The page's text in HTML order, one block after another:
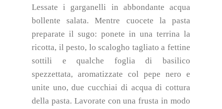
Lessate i garganelli in abbondante acqua
bollente salata. Mentre cuocete la pasta
preparate il sugo: ponete in una terrina la
ricotta, il pesto, lo scalogho tagliato a fettine
sottili e qualche foglia di basilico
spezzettata, aromatizzate col pepe nero e
unite uno, due cucchiai di acqua di cottura
della pasta. Lavorate con una frusta in modo